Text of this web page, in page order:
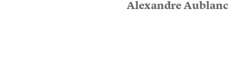
Alexandre Aublanc